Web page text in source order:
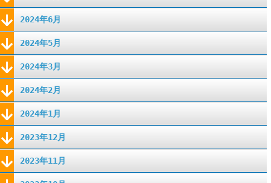
2024年6月
2024年5月
2024年3月
2024年2月
2024年1月
2023年12月
2023年11月